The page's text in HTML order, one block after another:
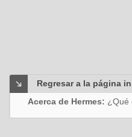
Regresar a la página
Acerca de Hermes: ¿Qué